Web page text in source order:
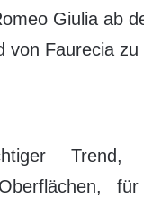
Giulia ab
von Faurecia zu